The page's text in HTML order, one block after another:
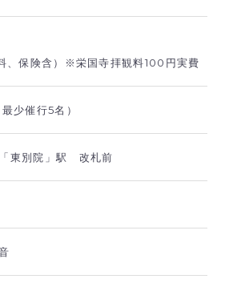
、保険含）※栄国寺拝観料100円実費
少催行5名）
東別院」駅 改札前